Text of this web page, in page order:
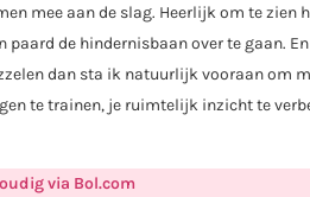
mee aan de slag. Heerlijk om te zien
de hindernisbaan over te gaan.
dan sta ik natuurlijk vooraan om
te trainen, je ruimtelijk inzicht te
via Bol.com